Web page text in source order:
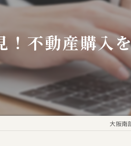
！不動産購入
大阪南